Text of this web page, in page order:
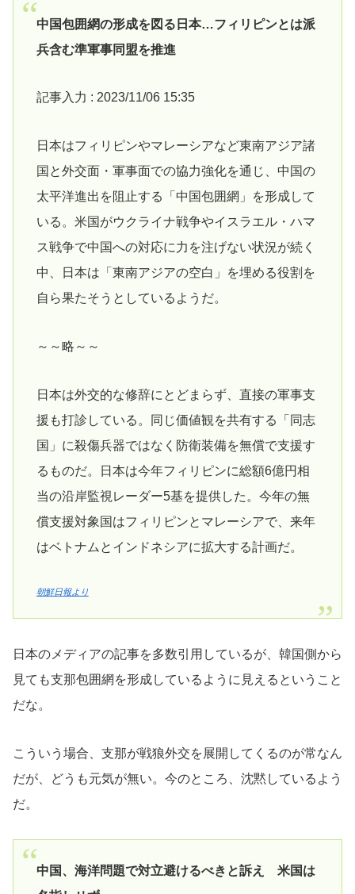
中国包囲網の形成を図る日本…フィリピンとは派
兵含む準軍事同盟を推進
記事入力 : 2023/11/06 15:35
日本はフィリピンやマレーシアなど東南アジア諸
国と外交面・軍事面での協力強化を通じ、中国の
太平洋進出を阻止する「中国包囲網」を形成して
いる。米国がウクライナ戦争やイスラエル・ハマ
ス戦争で中国への対応に力を注げない状況が続く
中、日本は「東南アジアの空白」を埋める役割を
自ら果たそうとしているようだ。
～～略～～
日本は外交的な修辞にとどまらず、直接の軍事支
援も打診している。同じ価値観を共有する「同志
国」に殺傷兵器ではなく防衛装備を無償で支援す
るものだ。日本は今年フィリピンに総額6億円相
当の沿岸監視レーダー5基を提供した。今年の無
償支援対象国はフィリピンとマレーシアで、来年
はベトナムとインドネシアに拡大する計画だ。
朝鮮日報より
日本のメディアの記事を多数引用しているが、韓国側から
見ても支那包囲網を形成しているように見えるということ
だな。
こういう場合、支那が戦狼外交を展開してくるのが常なん
だが、どうも元気が無い。今のところ、沈黙しているよう
だ。
中国、海洋問題で対立避けるべきと訴え 米国は